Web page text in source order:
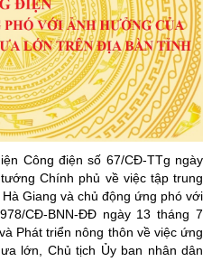
Công điện số 67/CĐ-TTg ngày
Chính phủ về việc tập trung
Giang và chủ động ứng phó với
CĐ-BNN-ĐĐ ngày 13 tháng 7
Phát triển nông thôn về việc ứng
lớn, Chủ tịch Ủy ban nhân dân